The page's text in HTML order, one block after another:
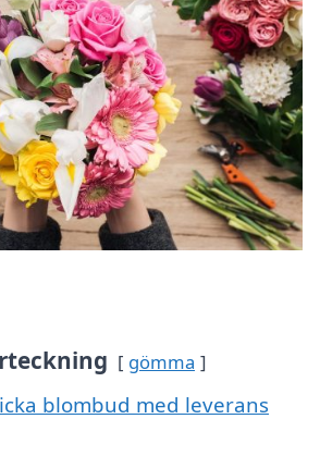
gömma
blombud med leverans